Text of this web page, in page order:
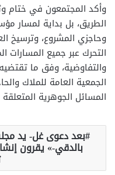
وأكد المجتمعون في ختام
الطريق، بل بداية لمسار
وحاجزي المشروع، وترسيخ
التحرك عبر جميع المسارات
والتفاوضية، وفق ما
الجمعية العامة للملاك
المسائل الجوهرية
بعد دعوى غل- يد
بالدقي-» يقرون